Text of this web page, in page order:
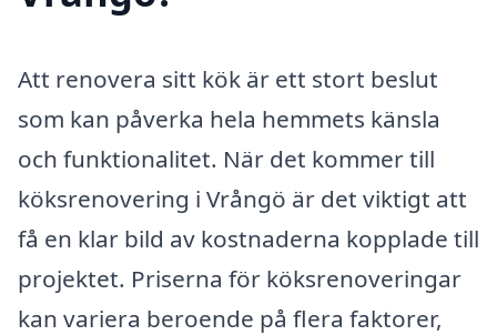
Att renovera sitt kök är ett stort beslut
som kan påverka hela hemmets känsla
och funktionalitet. När det kommer till
köksrenovering i Vrångö är det viktigt att
få en klar bild av kostnaderna kopplade till
projektet. Priserna för köksrenoveringar
kan variera beroende på flera faktorer,